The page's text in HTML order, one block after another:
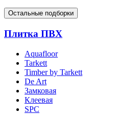
Остальные подборки
Плитка ПВХ
Aquafloor
Tarkett
Timber by Tarkett
De Art
Замковая
Клеевая
SPC